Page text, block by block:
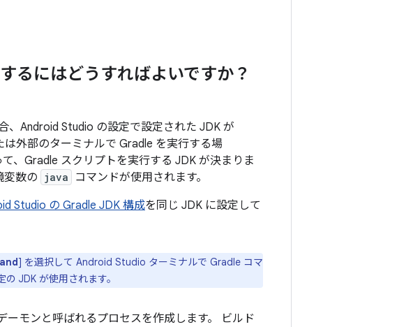
るにはどうすればよいですか？
、Android Studio の設定で設定された JDK が
外部のターミナルで Gradle を実行する場
、Gradle スクリプトを実行する JDK が決まりま
変数の java
コマンドが使用されます。
Studio の Gradle JDK 構成を同じ JDK に設定して
] を選択して Android Studio ターミナルで Gradle コマ
JDK が使用されます。
モンと呼ばれるプロセスを作成します。
ビルド